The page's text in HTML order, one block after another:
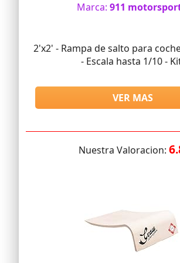
Marca: 911
2'x2' - Rampa de salto para coche
- Escala hasta 1/10 -
VER MAS
Nuestra Valoracion: